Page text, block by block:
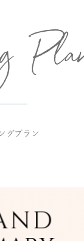
グプラン